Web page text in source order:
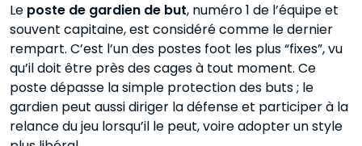
Le poste de gardien de but, numéro 1 de l’équipe et
souvent capitaine, est considéré comme le dernier
rempart. C’est l’un des postes foot les plus “fixes”, vu
qu’il doit être près des cages à tout moment. Ce
poste dépasse la simple protection des buts ; le
gardien peut aussi diriger la défense et participer à la
relance du jeu lorsqu’il le peut, voire adopter un style